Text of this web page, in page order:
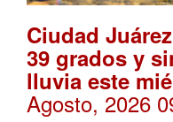
Ciudad
39 grados y
lluvia este
Agosto, 2026